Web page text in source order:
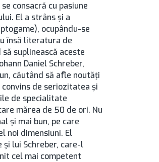
se consacră cu pasiune
El a strâns şi a
ocupându-se
însă literatura de
suplinească aceste
Daniel Schreber,
căutând să afle noutăţi
de seriozitatea şi
de specialitate
mărea de 50 de ori. Nu
şi mai bun, pe care
noi dimensiuni. El
lui Schreber, care-l
cel mai competent